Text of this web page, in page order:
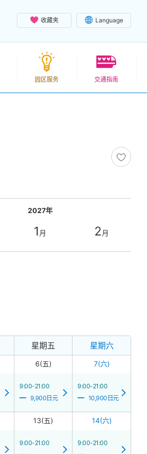
收藏夹 Language
园区服务 交通指南
2027年
1 月 2 月
星期五 星期六
6(五)
9:00-21:00
9,900日元
7(六)
9:00-21:00
10,900日元
13(五)
9:00-21:00
14(六)
9:00-21:00